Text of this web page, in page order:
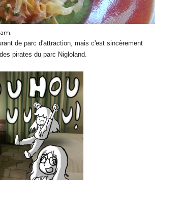
de parc d'attraction, mais c'est sincèrement
pirates du parc Nigloland.